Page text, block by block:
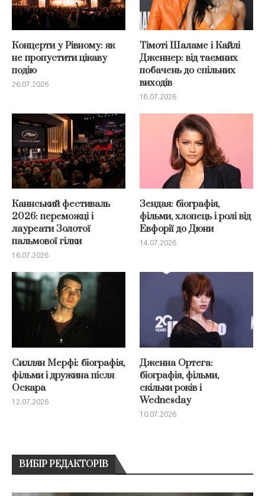
Концерти у Рівному: як
не пропустити цікаву
подію
26.07.2026
Тімоті Шаламе і Кайлі
Дженнер: від таємних
побачень до спільних
виходів
18.07.2026
Каннський фестиваль
2026: переможці і
лауреати Золотої
пальмової гілки
16.07.2026
Зендая: біографія,
фільми, хлопець і ролі від
Евфорії до Дюни
14.07.2026
Силлян Мерфі: біографія,
фільми і дружина після
Оскара
12.07.2026
Дженна Ортега:
біографія, фільми,
скільки років і
Wednesday
10.07.2026
ВИБІР РЕДАКТОРІВ